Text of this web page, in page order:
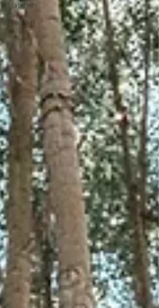
Maternity
Prengnat